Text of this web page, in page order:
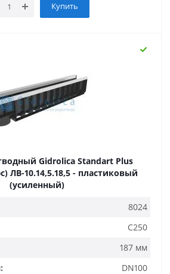
Купить
Gidrolica Standart Plus
ЛВ-10.14,5.18,5 - пластиковый
(усиленный)
8024
C250
187 мм
DN100